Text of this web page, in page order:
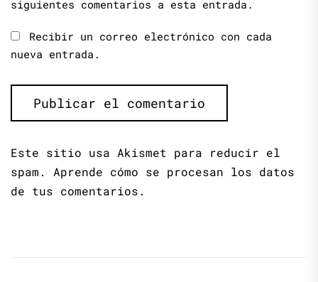
siguientes comentarios a esta entrada.
Recibir un correo electrónico con cada
nueva entrada.
Este sitio usa Akismet para reducir el
spam. Aprende cómo se procesan los datos
de tus comentarios.